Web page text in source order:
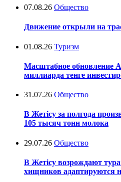
07.08.26 Общество
Движение открыли на
01.08.26 Туризм
Масштабное обновление
миллиарда тенге
31.07.26 Общество
В Жетісу за полгода
105 тысяч тонн молока
29.07.26 Общество
В Жетісу возрождают
хищников адаптируются